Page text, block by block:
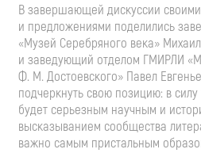
В завершающей дискуссии
и предложениями поделились
«Музей Серебряного века»
и заведующий отделом ГМИРЛИ
Ф. М. Достоевского» Павел
подчеркнуть свою позицию: в силу
будет серьезным научным и
высказыванием сообщества
важно самым пристальным